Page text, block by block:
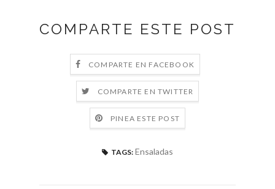
COMPARTE ESTE POST
COMPARTE EN FACEBOOK
COMPARTE EN TWITTER
PINEA ESTE POST
TAGS: Ensaladas